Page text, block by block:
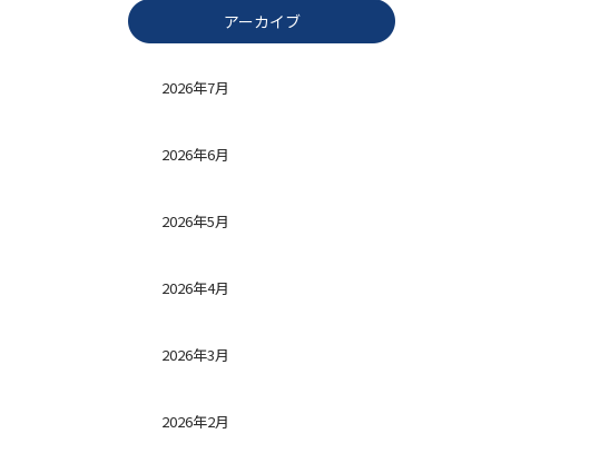
アーカイブ
2026年7月
2026年6月
2026年5月
2026年4月
2026年3月
2026年2月